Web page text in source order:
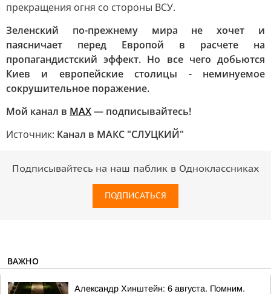
прекращения огня со стороны ВСУ.
Зеленский по-прежнему мира не хочет и
паясничает перед Европой в расчете на
пропагандистский эффект. Но все чего добьются
Киев и европейские столицы - неминуемое
сокрушительное поражение.
Мой канал в MAX— подписывайтесь!
Источник: Канал в МАКС "СЛУЦКИЙ"
Подписывайтесь на наш паблик в Одноклассниках
ПОДПИСАТЬСЯ
ВАЖНО
Александр Хинштейн: 6 августа. Помним.